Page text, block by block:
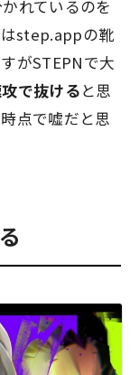
れているのを
step.appの靴
がSTEPNで大
で抜けると思
点で嘘だと思